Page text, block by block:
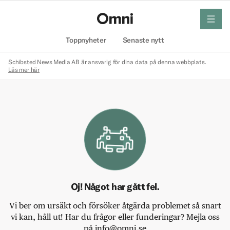
Toppnyheter Senaste nytt
meny
Schibsted News Media AB är ansvarig för dina data på denna webbplats.
Läs mer här
Oj! Något har gått fel.
Vi ber om ursäkt och försöker åtgärda problemet så snart
vi kan, håll ut! Har du frågor eller funderingar? Mejla oss